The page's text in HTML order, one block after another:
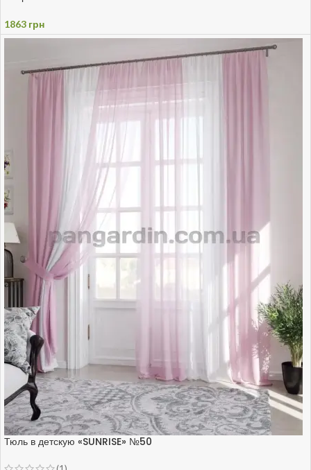
1863 грн
Тюль в детскую «SUNRISE» №50